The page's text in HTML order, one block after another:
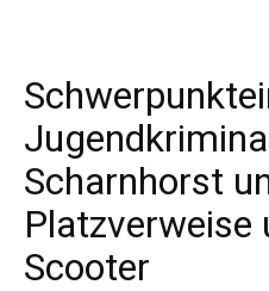
Scharnhorst
Platzverweise
Scooter